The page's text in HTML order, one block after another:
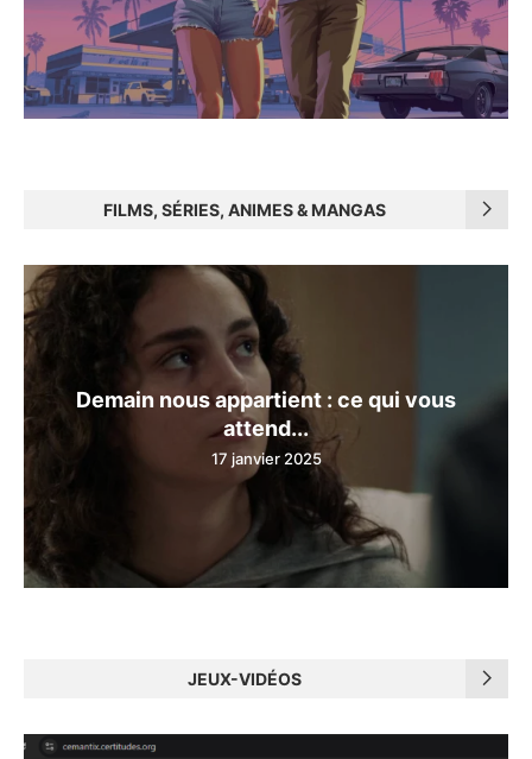
FILMS, SÉRIES, ANIMES & MANGAS
Demain nous appartient : ce qui vous
attend...
17 janvier 2025
JEUX-VIDÉOS